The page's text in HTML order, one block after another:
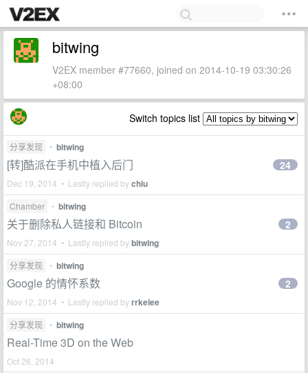
bitwing
V2EX member #77660, joined on 2014-10-19 03:30:26
+08:00
Switch topics list
分享发现 • bitwing
[转]酷派在手机中植入后门
Dec 19, 2014 • Lastly replied bychiu
24
Chamber • bitwing
关于删除私人链接和 Bitcoin
Nov 27, 2014 • Lastly replied bybitwing
2
分享发现 • bitwing
Google 的情怀系数
Nov 12, 2014 • Lastly replied byrrkelee
2
分享发现 • bitwing
Real-Time 3D on the Web
Oct 26, 2014